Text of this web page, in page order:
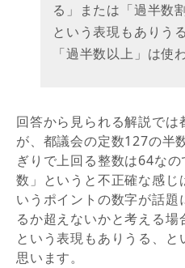
る」または「過半数
という表現もありうる
「過半数以上」は使
回答から見られる解説では
が、都議会の定数127の半
ぎりで上回る整数は64な
数」というと不正確な感じ
いうポイントの数字が話題
るか超えないかと考える場
という表現もありうる、
思います。